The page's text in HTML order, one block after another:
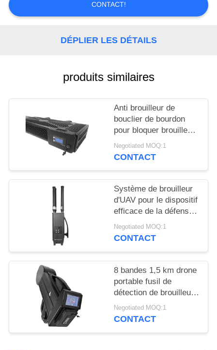
BLOGUE
DEMANDEZ
CITATION
SITE
PRIVACY
POLICY
CONTACT!
DÉPLIER LES DÉTAILS
produits similaires
Anti brouilleur de
bouclier de bourdon
pour bloquer brouilleur
de sécurité de bourdon
de brouilleur de signal
Negotiated MOQ:1
CONTACT
Système de brouilleur
d'UAV pour le dispositif
efficace de la défense
de bourdon de GPSL1
L2 WIFI
Negotiated MOQ:1
CONTACT
8 bandes 1,5 km drone
portable fusil de
détection de brouilleur
FPV pour la sécurité
des zones clés
Negotiated MOQ:1
CONTACT